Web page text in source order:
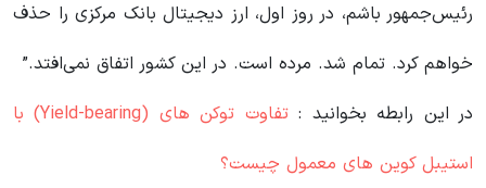
رئیس‌جمهور باشم، در روز اول، ارز دیجیتال بانک مرکزی را حذف
خواهم کرد. تمام شد. مرده است. در این کشور اتفاق نمی‌افتد.”
در این رابطه بخوانید‌ :
تفاوت توکن های (Yield-bearing) با
استیبل کوین های معمول چیست؟